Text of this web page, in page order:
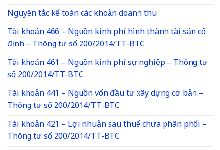
Nguyên tắc kế toán các khoản doanh thu
Tài khoản 466 – Nguồn kinh phí hình thành tài sản cố
định – Thông tư số 200/2014/TT-BTC
Tài khoản 461 – Nguồn kinh phí sự nghiệp – Thông tư
số 200/2014/TT-BTC
Tài khoản 441 – Nguồn vốn đầu tư xây dựng cơ bản –
Thông tư số 200/2014/TT-BTC
Tài khoản 421 – Lợi nhuận sau thuế chưa phân phối –
Thông tư số 200/2014/TT-BTC